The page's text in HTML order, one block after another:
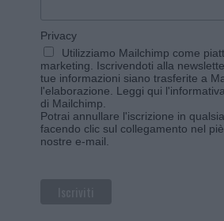
Privacy
Utilizziamo Mailchimp come
marketing. Iscrivendoti alla
tue informazioni siano trasferite a
l'elaborazione. Leggi qui
di Mailchimp
Potrai annullare l'iscrizione in
facendo clic sul collegamento nel
nostre e-mail.